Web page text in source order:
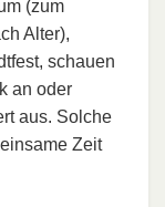
(zum
Alter),
schauen
an oder
aus. Solche
Zeit